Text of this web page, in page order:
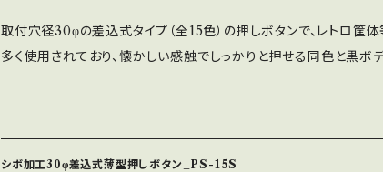
～3.0㎜
取付穴径30φの差込式タイプ（全15色）の押しボタンで、レトロ筐
多く使用されており、懐かしい感触でしっかりと押せる同色と黒ボ
シボ加工30φ差込式薄型押しボタン_PS-15S